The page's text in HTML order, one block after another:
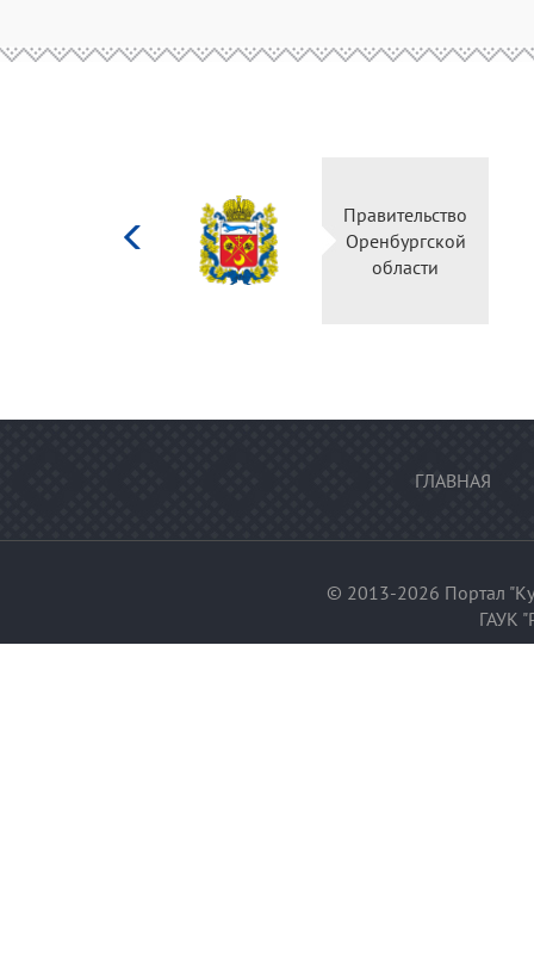
Правительство
Оренбургской
области
ГЛАВНАЯ
© 2013-2026 Портал
ГАУК